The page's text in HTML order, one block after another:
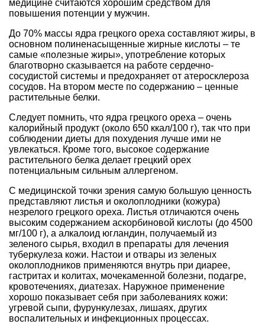
медицине считаются хорошим средством для
повышения потенции у мужчин.
До 70% массы ядра грецкого ореха составляют жиры, в
основном полиненасыщенные жирные кислоты – те
самые «полезные жиры», употребление которых
благотворно сказывается на работе сердечно-
сосудистой системы и предохраняет от атеросклероза
сосудов. На втором месте по содержанию – ценные
растительные белки.
Следует помнить, что ядра грецкого ореха – очень
калорийный продукт (около 650 ккал/100 г), так что при
соблюдении диеты для похудения лучше ими не
увлекаться. Кроме того, высокое содержание
растительного белка делает грецкий орех
потенциальным сильным аллергеном.
С медицинской точки зрения самую большую ценность
представляют листья и околоплодники (кожура)
незрелого грецкого ореха. Листья отличаются очень
высоким содержанием аскорбиновой кислоты (до 4500
мг/100 г), а алкалоид югландин, получаемый из
зеленого сырья, входил в препараты для лечения
туберкулеза кожи. Настои и отвары из зеленых
околоплодников применяются внутрь при диарее,
гастритах и колитах, мочекаменной болезни, подагре,
кровотечениях, диатезах. Наружное применение
хорошо показывает себя при заболеваниях кожи:
угревой сыпи, фурункулезах, лишаях, других
воспалительных и инфекционных процессах.